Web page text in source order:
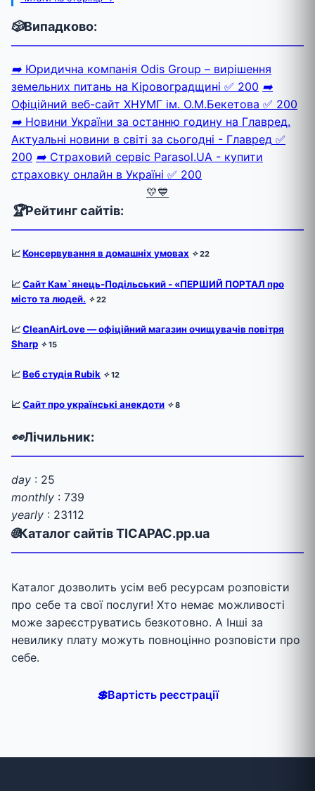
🎲Випадково:
➡️ Юридична компанія Odis Group – вирішення
земельних питань на Кіровоградщині ✅ 200 ➡️
Офіційний веб-сайт ХНУМГ ім. О.М.Бекетова ✅ 200
➡️ Новини України за останню годину на Главред.
Актуальні новини в світі за сьогодні - Главред ✅
200 ➡️ Страховий сервіс Parasol.UA - купити
страховку онлайн в Україні ✅ 200
💛💙
🏆Рейтинг сайтів:
📈Консервування в домашніх умовах ✧22
📈Сайт Кам`янець-Подільський - «ПЕРШИЙ ПОРТАЛ про
місто та людей. ✧22
📈CleanAirLove — офіційний магазин очищувачів повітря
Sharp ✧15
📈Веб студія Rubik ✧12
📈Сайт про українські анекдоти ✧8
👀Лічильник:
day : 25
monthly : 739
yearly : 23112
🌐Каталог сайтів TICAPAC.pp.ua
Каталог дозволить усім веб ресурсам розповісти
про себе та свої послуги! Хто немає можливості
може зареєструватись безкотовно. А Інші за
невилику плату можуть повноцінно розповісти про
себе.
💲Вартість реєстрації